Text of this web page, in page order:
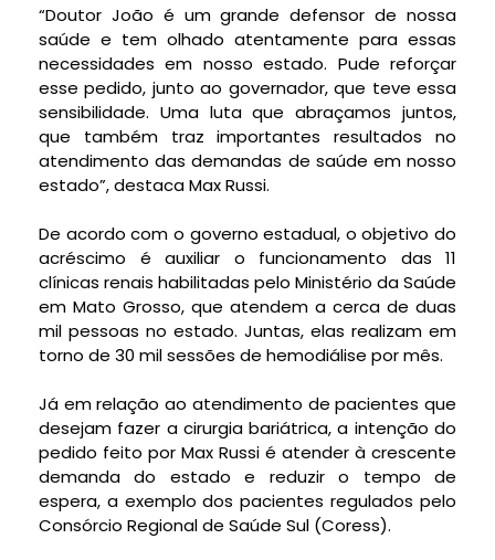
“Doutor João é um grande defensor de nossa
saúde e tem olhado atentamente para essas
necessidades em nosso estado. Pude reforçar
esse pedido, junto ao governador, que teve essa
sensibilidade. Uma luta que abraçamos juntos,
que também traz importantes resultados no
atendimento das demandas de saúde em nosso
estado”, destaca Max Russi.
De acordo com o governo estadual, o objetivo do
acréscimo é auxiliar o funcionamento das 11
clínicas renais habilitadas pelo Ministério da Saúde
em Mato Grosso, que atendem a cerca de duas
mil pessoas no estado. Juntas, elas realizam em
torno de 30 mil sessões de hemodiálise por mês.
Já em relação ao atendimento de pacientes que
desejam fazer a cirurgia bariátrica, a intenção do
pedido feito por Max Russi é atender à crescente
demanda do estado e reduzir o tempo de
espera, a exemplo dos pacientes regulados pelo
Consórcio Regional de Saúde Sul (Coress).